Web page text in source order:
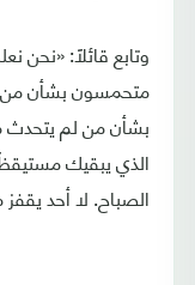
وتابع قائلاً: «نحن
متحمسون بشأن من
بشأن من لم يتحدث
الذي يبقيك
الصباح. لا أحد